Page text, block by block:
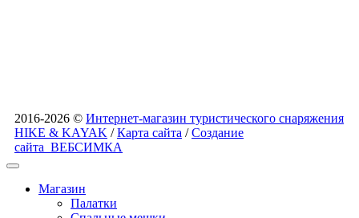
2016-2026 © Интернет-магазин туристического снаряжения
HIKE & KAYAK /Карта сайта /Создание
сайта ВЕБСИМКА
Магазин
Палатки